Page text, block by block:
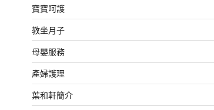
寶寶呵護
教坐月子
母嬰服務
產婦護理
葉和軒簡介